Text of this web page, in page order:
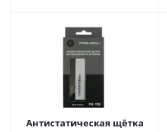
Антистатическая щётка